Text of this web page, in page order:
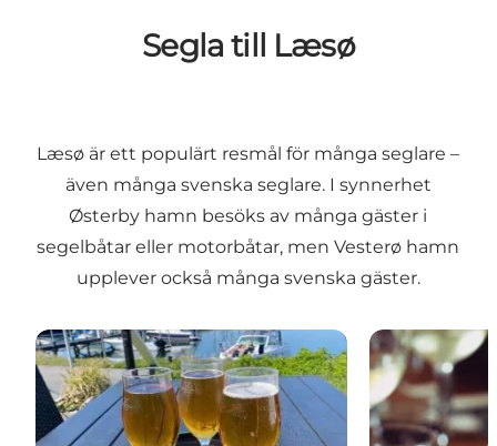
Segla till Læsø
Læsø är ett populärt resmål för många seglare –
även många svenska seglare. I synnerhet
Østerby hamn besöks av många gäster i
segelbåtar eller motorbåtar, men Vesterø hamn
upplever också många svenska gäster.
Østerby Hamn Vesterø Hamn